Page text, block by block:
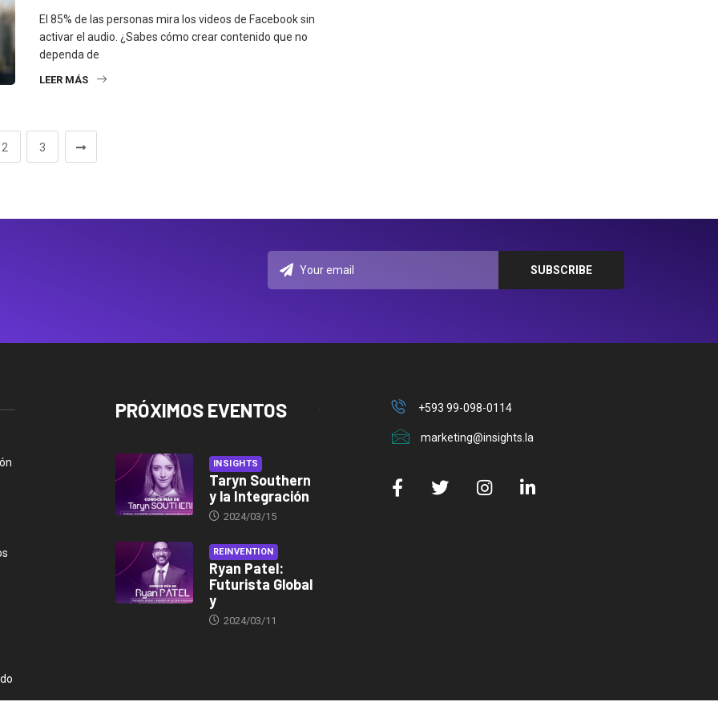
El 85% de las personas mira los videos de Facebook sin
activar el audio. ¿Sabes cómo crear contenido que no
dependa de
LEER MÁS
2 3
PRÓXIMOS EVENTOS
INSIGHTS
Taryn Southern
y la Integración
2024/03/15
REINVENTION
Ryan Patel:
Futurista Global
y
2024/03/11
+593 99-098-0114
marketing@insights.la